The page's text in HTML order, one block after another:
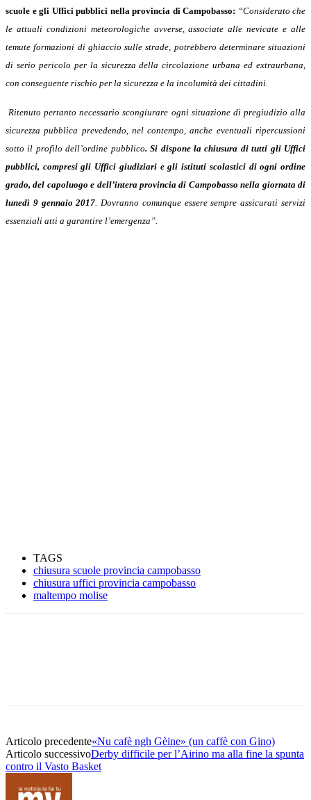
scuole e gli Uffici pubblici nella provincia di Campobasso: “Considerato che
le attuali condizioni meteorologiche avverse, associate alle nevicate e alle
temute formazioni di ghiaccio sulle strade, potrebbero determinare situazioni
di serio pericolo per la sicurezza della circolazione urbana ed extraurbana,
con conseguente rischio per la sicurezza e la incolumità dei cittadini.
Ritenuto pertanto necessario scongiurare ogni situazione di pregiudizio alla
sicurezza pubblica prevedendo, nel contempo, anche eventuali ripercussioni
sotto il profilo dell’ordine pubblico. Si dispone la chiusura di tutti gli Uffici
pubblici, compresi gli Uffici giudiziari e gli istituti scolastici di ogni ordine
grado, del capoluogo e dell’intera provincia di Campobasso nella giornata di
lunedì 9 gennaio 2017 . Dovranno comunque essere sempre assicurati servizi
essenziali atti a garantire l’emergenza”.
TAGS
chiusura scuole provincia campobasso
chiusura uffici provincia campobasso
maltempo molise
Articolo precedente«Nu cafè ngh Gèine» (un caffè con Gino)
Articolo successivoDerby difficile per l’Airino ma alla fine la spunta
contro il Vasto Basket